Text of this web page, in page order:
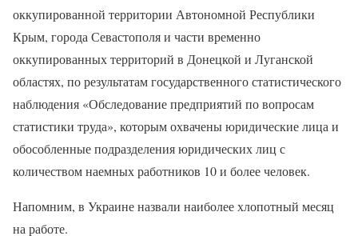
оккупированной территории Автономной Республики
Крым, города Севастополя и части временно
оккупированных территорий в Донецкой и Луганской
областях, по результатам государственного статистического
наблюдения «Обследование предприятий по вопросам
статистики труда», которым охвачены юридические лица и
обособленные подразделения юридических лиц с
количеством наемных работников 10 и более человек.
Напомним, в Украине назвали наиболее хлопотный месяц
на работе.